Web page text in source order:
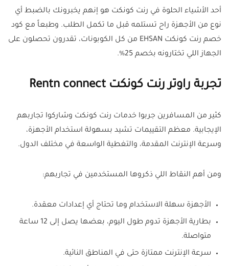
أحد الأشياء الحلوة في رنت كونكت هو إنهم يخبرونك بالضبط أي
نوع من الأجهزة راح تستلمه قبل ما تكمل الطلب. وطبعاً مع كود
خصم رنت كونكت EHSAN من كل الكوبونات، تقدرون تحصلون على
الجهاز اللي تختارونه بخصم 25%.
تجربة راوتر رنت كونكت Rentn connect
كثير من المسافرين جربوا خدمات رنت كونكت وشاركوا تجاربهم
الإيجابية. معظم التقييمات تشيد بسهولة استخدام الأجهزة،
وسرعة الإنترنت المقدمة، والتغطية الواسعة في مختلف الدول.
ومن أهم النقاط اللي ذكروها المستخدمين في تجاربهم:
الأجهزة سهلة الاستخدام وما تحتاج أي إعدادات معقدة.
بطارية الأجهزة تدوم طول اليوم، بعضها يصل إلى 12 ساعة
متواصلة.
سرعة الإنترنت ممتازة حتى في المناطق النائية.